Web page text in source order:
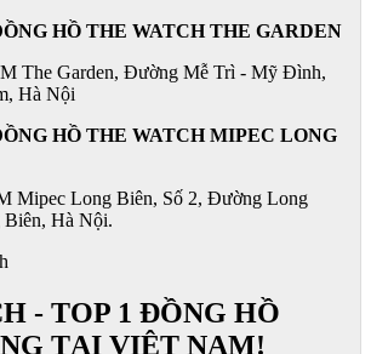
HỒ THE WATCH THE GARDEN
The Garden, Đường Mễ Trì - Mỹ Đình,
Hà Nội
HỒ THE WATCHMIPEC LONG
Mipec Long Biên, Số 2, Đường Long
Biên, Hà Nội.
- TOP 1 ĐỒNG HỒ
TẠI VIỆT NAM!